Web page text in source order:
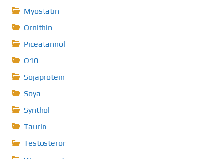
Myostatin
Ornithin
Piceatannol
Q10
Sojaprotein
Soya
Synthol
Taurin
Testosteron